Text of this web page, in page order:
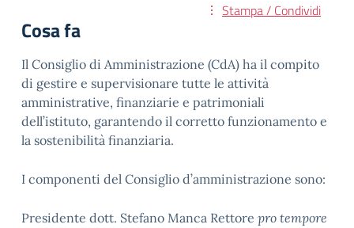
Stampa / Condividi
Cosa fa
Il Consiglio di Amministrazione (CdA) ha il compito
di gestire e supervisionare tutte le attività
amministrative, finanziarie e patrimoniali
dell’istituto, garantendo il corretto funzionamento e
la sostenibilità finanziaria.
I componenti del Consiglio d’amministrazione sono:
Presidente dott. Stefano Manca Rettore pro tempore